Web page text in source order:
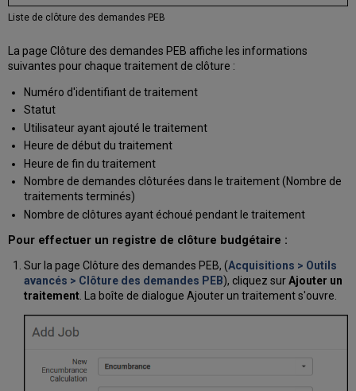
Liste de clôture des demandes PEB
La page Clôture des demandes PEB affiche les informations
suivantes pour chaque traitement de clôture :
Numéro d'identifiant de traitement
Statut
Utilisateur ayant ajouté le traitement
Heure de début du traitement
Heure de fin du traitement
Nombre de demandes clôturées dans le traitement (Nombre de
traitements terminés)
Nombre de clôtures ayant échoué pendant le traitement
Pour effectuer un registre de clôture budgétaire :
Sur la page Clôture des demandes PEB, (Acquisitions > Outils
avancés > Clôture des demandes PEB), cliquez surAjouter un
traitement. La boîte de dialogue Ajouter un traitement s'ouvre.